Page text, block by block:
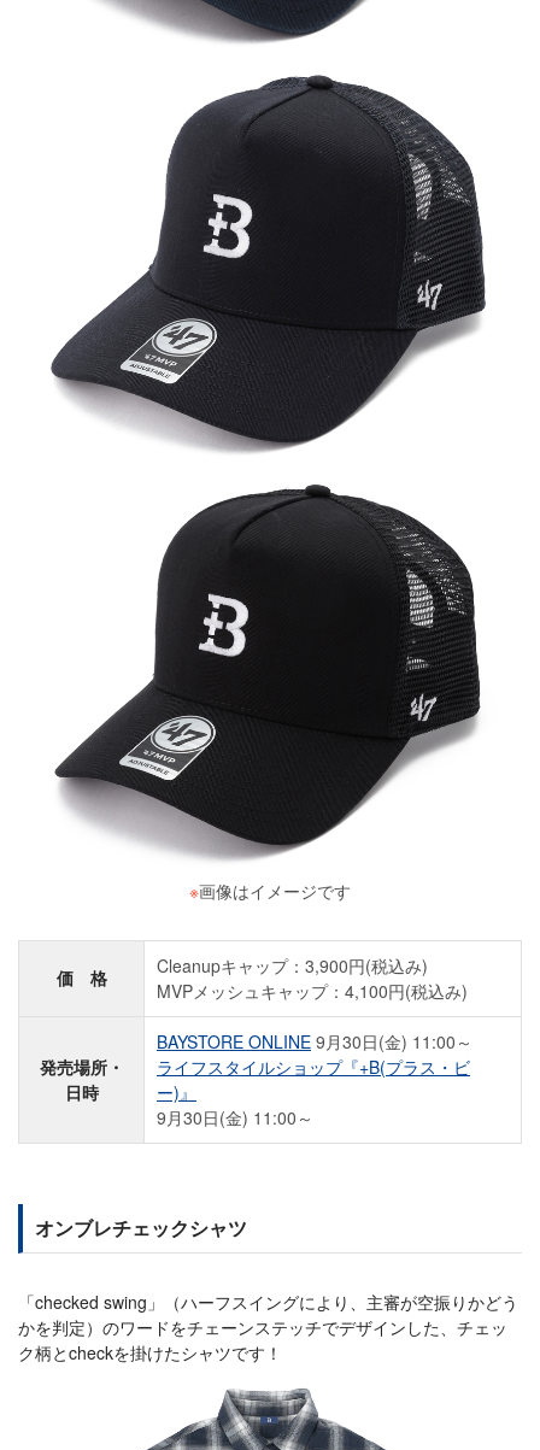
※画像はイメージです
価 格
Cleanupキャップ：3,900円(税込み)
MVPメッシュキャップ：4,100円(税込み)
発売場所・
日時
BAYSTORE ONLINE 9月30日(金) 11:00～
ライフスタイルショップ『+B(プラス・ビ
ー)』
9月30日(金) 11:00～
オンブレチェックシャツ
「checked swing」（ハーフスイングにより、主審が空振りかどう
かを判定）のワードをチェーンステッチでデザインした、チェッ
ク柄とcheckを掛けたシャツです！